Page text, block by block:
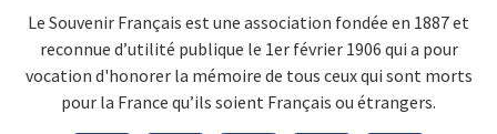
Le Souvenir Français est une association fondée en 1887 et
reconnue d’utilité publique le 1er février 1906 qui a pour
vocation d'honorer la mémoire de tous ceux qui sont morts
pour la France qu’ils soient Français ou étrangers.